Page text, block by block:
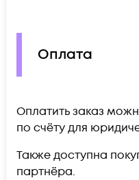
Оплата
Оплатить заказ
по счёту для
Также доступна
партнёра.